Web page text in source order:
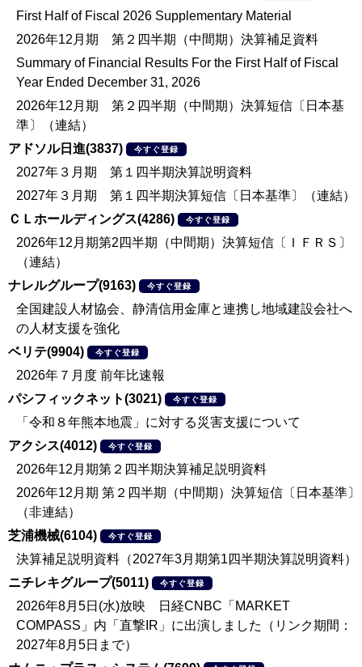
First Half of Fiscal 2026 Supplementary Material
2026年12月期 第２四半期（中間期）決算補足資料
Summary of Financial Results For the First Half of Fiscal
Year Ended December 31, 2026
2026年12月期 第２四半期（中間期）決算短信〔日本基
準〕（連結）
アドソル日進(3837)
今すぐ登録
2027年３月期 第１四半期決算説明資料
2027年３月期 第１四半期決算短信〔日本基準〕（連結）
ＣＬホールディングス(4286)
今すぐ登録
2026年12月期第2四半期（中間期）決算短信〔ＩＦＲＳ〕
（連結）
ナレルグループ(9163)
今すぐ登録
全国建設人材協会、静清信用金庫と連携し地域建設会社へ
の人材支援を強化
ベリテ(9904)
今すぐ登録
2026年７月度 前年比速報
パシフィックネット(3021)
今すぐ登録
「令和８年熊本地震」に対する災害支援について
アクシス(4012)
今すぐ登録
2026年12月期第２四半期決算補足説明資料
2026年12月期 第２四半期（中間期）決算短信〔日本基準〕
（非連結）
芝浦機械(6104)
今すぐ登録
決算補足説明資料（2027年3月期第1四半期決算説明資料）
ニチレキグループ(5011)
今すぐ登録
2026年8月5日(水)放映 日経CNBC「MARKET
COMPASS」内「直撃IR」に出演しました（リンク期間：
2027年8月5日まで）